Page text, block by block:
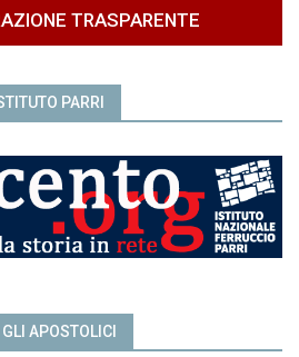
TRASPARENTE
PARRI
APOSTOLICI